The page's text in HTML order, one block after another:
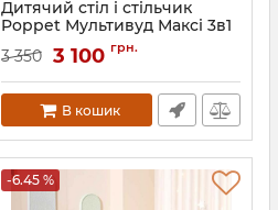
Дитячий стіл і стільчик
Poppet Мультивуд Максі 3в1
Артикул:PP-016W
3 350 3 100 грн.
В кошик
-6.45 %